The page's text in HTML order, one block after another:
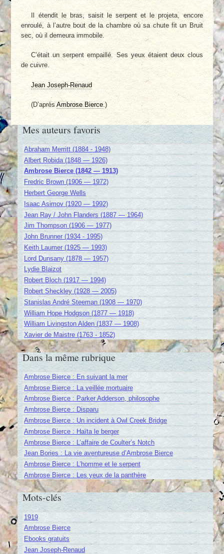
Il étendit le bras, saisit le serpent et le projeta, encore
enroulé, à l’autre bout de la chambre où sa chute fit un Bruit
sec, où il demeura immobile.
C’était un serpent empaillé. Ses yeux étaient deux clous
de cuivre.
Jean Joseph-Renaud
(D’aprèsAmbrose Bierce.)
Mes auteurs favoris
Abraham Merritt (1884 - 1948)
Albert Robida (1848 — 1926)
Ambrose Bierce (1842 — 1913)
Fredric Brown (1906 — 1972)
Herbert George Wells
Isaac Asimov (1920 — 1992)
Jean Ray / John Flanders (1887 — 1964)
Jim Thompson (1906 — 1977)
John Brunner (1934 - 1995)
Keith Laumer (1925 — 1993)
Lord Dunsany (1878 — 1957)
Lydie Blaizot
Robert Bloch (1917 — 1994)
Robert Sheckley (1928 — 2005)
Stanislas André Steeman (1908 — 1970)
William Hope Hodgson (1877 — 1918)
William Livingston Alden (1837 — 1908)
Xavier de Maistre (1763 - 1852)
Dans la même rubrique
Ambrose Bierce : En suivant la mer
Ambrose Bierce : La veillée mortuaire
Ambrose Bierce : Parker Adderson, philosophe
Ambrose Bierce : Disparu
Ambrose Bierce : Un incident à Owl Creek Bridge
Ambrose Bierce : Haïta le berger
Ambrose Bierce : L’affaire de Coulter’s Notch
Jean Bories : La vie aventureuse d’Ambrose Bierce
Ambrose Bierce : L’homme et le serpent
Ambrose Bierce : Les yeux de la panthère
Mots-clés
1919
Ambrose Bierce
Ebooks gratuits
Jean Joseph-Renaud